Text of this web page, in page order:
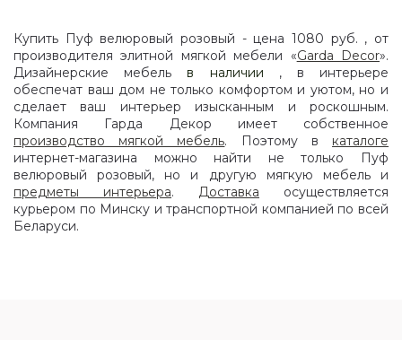
Купить Пуф велюровый розовый - цена 1080 руб. , от
производителя элитной мягкой мебели «Garda Decor».
Дизайнерские мебель в наличии , в интерьере
обеспечат ваш дом не только комфортом и уютом, но и
сделает ваш интерьер изысканным и роскошным.
Компания Гарда Декор имеет собственное
производство мягкой мебель. Поэтому в каталоге
интернет-магазина можно найти не только Пуф
велюровый розовый, но и другую мягкую мебель и
предметы интерьера. Доставка осуществляется
курьером по Минску и транспортной компанией по всей
Беларуси.